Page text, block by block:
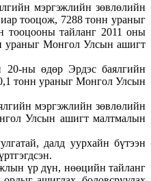
мэргэжлийн зөвлөлийн
тооцож, 7288 тонн ураныг
тайланг 2011 оны
ураныг Монгол Улсын ашигт
20-ны өдөр Эрдэс баялгийн
тонн ураныг Монгол Улсын
мэргэжлийн зөвлөлийн
Улсын ашигт малтмалын
далд уурхайн бүтээн
үр дүн, нөөцийн тайланг